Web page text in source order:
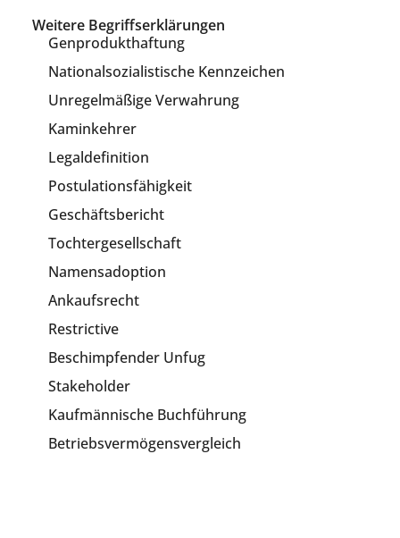
Weitere Begriffserklärungen
Genprodukthaftung
Nationalsozialistische Kennzeichen
Unregelmäßige Verwahrung
Kaminkehrer
Legaldefinition
Postulationsfähigkeit
Geschäftsbericht
Tochtergesellschaft
Namensadoption
Ankaufsrecht
Restrictive
Beschimpfender Unfug
Stakeholder
Kaufmännische Buchführung
Betriebsvermögensvergleich